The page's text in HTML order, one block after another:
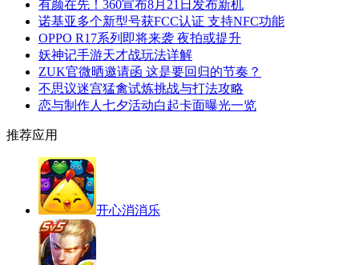
有颜在先！360宣布8月21日发布新机
诺基亚多个新型号获FCC认证 支持NFC功能
OPPO R17系列即将来袭 夜拍或提升
妖神记手游天才战玩法详解
ZUK官微晒邀请函 这是要回归的节奏？
不思议迷宫猛禽试炼挑战与打法攻略
恋与制作人七夕活动白起卡面曝光一览
推荐应用
开心消消乐